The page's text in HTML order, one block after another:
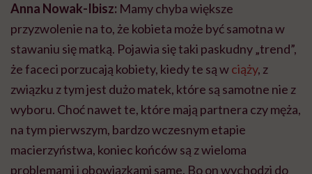
Anna Nowak-Ibisz: Mamy chyba większe
przyzwolenie na to, że kobieta może być samotna w
stawaniu się matką. Pojawia się taki paskudny „trend”,
że faceci porzucają kobiety, kiedy te są wciąży, z
związku z tym jest dużo matek, które są samotne nie z
wyboru. Choć nawet te, które mają partnera czy męża,
na tym pierwszym, bardzo wczesnym etapie
macierzyństwa, koniec końców są z wieloma
problemami i obowiązkami same. Bo on wychodzi do